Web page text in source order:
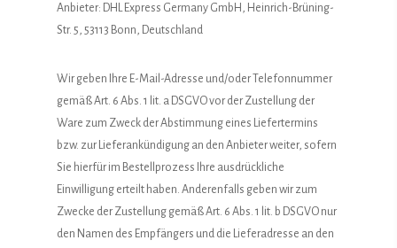
Anbieter: DHL Express Germany GmbH, Heinrich-Brüning-
Str. 5, 53113 Bonn, Deutschland
Wir geben Ihre E-Mail-Adresse und/oder Telefonnummer
gemäß Art. 6 Abs. 1 lit. a DSGVO vor der Zustellung der
Ware zum Zweck der Abstimmung eines Liefertermins
bzw. zur Lieferankündigung an den Anbieter weiter, sofern
Sie hierfür im Bestellprozess Ihre ausdrückliche
Einwilligung erteilt haben. Anderenfalls geben wir zum
Zwecke der Zustellung gemäß Art. 6 Abs. 1 lit. b DSGVO nur
den Namen des Empfängers und die Lieferadresse an den